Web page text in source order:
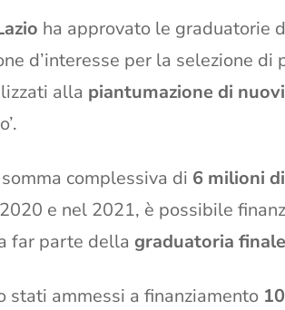
ha approvato le graduatorie
d’interesse per la selezione
alla piantumazione di
complessiva di 6 milioni
e nel 2021, è possibile
far parte della graduatoria finale
stati ammessi a finanziamento